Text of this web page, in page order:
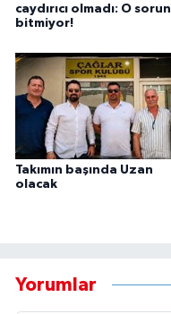
caydırıcı olmadı: O sorun
bitmiyor!
Takımın başında Uzan
olacak
Yorumlar